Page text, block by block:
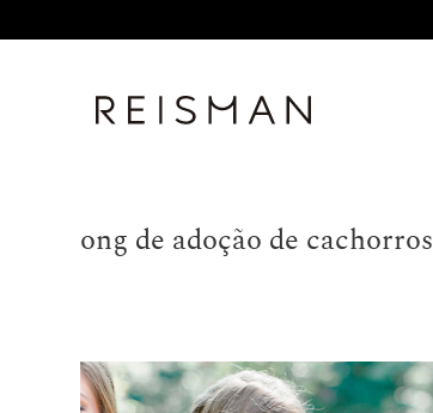
ong de adoção de cachorros